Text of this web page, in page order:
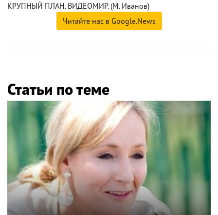
КРУПНЫЙ ПЛАН. ВИДЕОМИР. (М. Иванов)
Читайте нас в Google.News
Статьи по теме